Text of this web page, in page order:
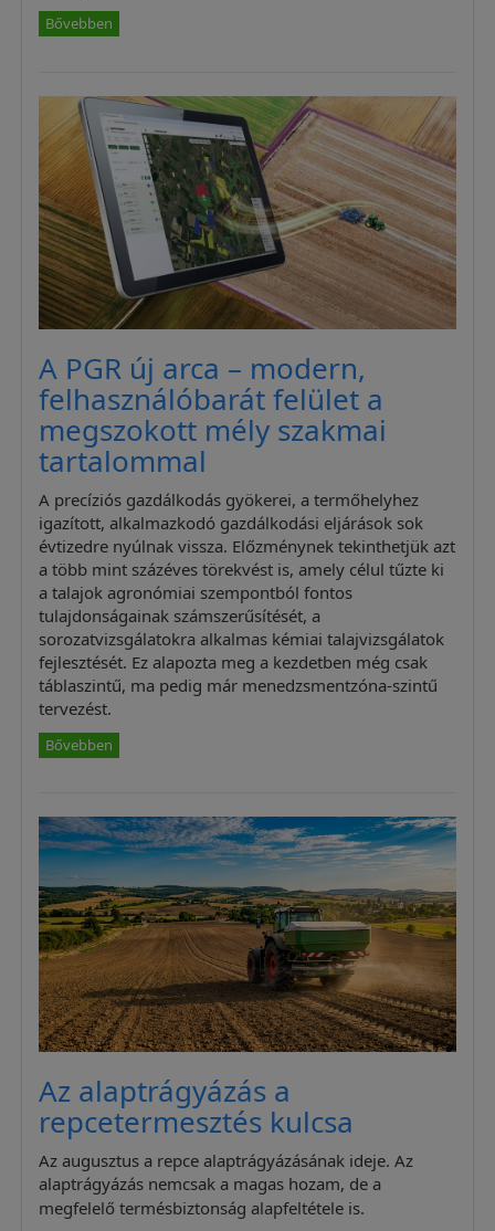
Bővebben
A PGR új arca – modern,
felhasználóbarát felület a
megszokott mély szakmai
tartalommal
A precíziós gazdálkodás gyökerei, a termőhelyhez
igazított, alkalmazkodó gazdálkodási eljárások sok
évtizedre nyúlnak vissza. Előzménynek tekinthetjük azt
a több mint százéves törekvést is, amely célul tűzte ki
a talajok agronómiai szempontból fontos
tulajdonságainak számszerűsítését, a
sorozatvizsgálatokra alkalmas kémiai talajvizsgálatok
fejlesztését. Ez alapozta meg a kezdetben még csak
táblaszintű, ma pedig már menedzsmentzóna-szintű
tervezést.
Bővebben
Az alaptrágyázás a
repcetermesztés kulcsa
Az augusztus a repce alaptrágyázásának ideje. Az
alaptrágyázás nemcsak a magas hozam, de a
megfelelő termésbiztonság alapfeltétele is.